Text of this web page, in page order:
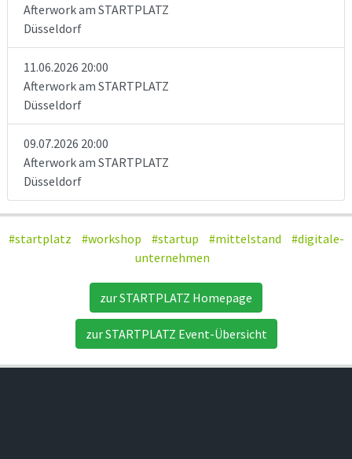
Afterwork am STARTPLATZ
Düsseldorf
11.06.2026 20:00
Afterwork am STARTPLATZ
Düsseldorf
09.07.2026 20:00
Afterwork am STARTPLATZ
Düsseldorf
#startplatz #workshop #startup #mittelstand
#digitale-
unternehmen
zur STARTPLATZ Homepage
zur STARTPLATZ Event-Übersicht